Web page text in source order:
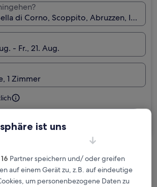
di Corno, Scoppito, Abruzzen, Italien
- Fr., 21. Aug.
1 Zimmer
Suchen
Stornierung bei
ist uns
16 Partner speichern und/ oder greifen
auf einem Gerät zu, z.B. auf eindeutige
um personenbezogene Daten zu